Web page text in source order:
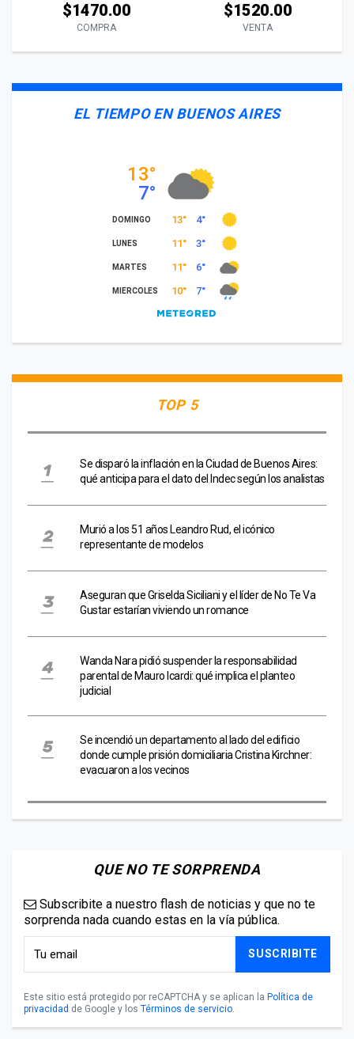
$1470.00
COMPRA
$1520.00
VENTA
EL TIEMPO EN BUENOS AIRES
TOP 5
Se disparó la inflación en la Ciudad de Buenos Aires:
qué anticipa para el dato del Indec según los analistas
Murió a los 51 años Leandro Rud, el icónico
representante de modelos
Aseguran que Griselda Siciliani y el líder de No Te Va
Gustar estarían viviendo un romance
Wanda Nara pidió suspender la responsabilidad
parental de Mauro Icardi: qué implica el planteo
judicial
Se incendió un departamento al lado del edificio
donde cumple prisión domiciliaria Cristina Kirchner:
evacuaron a los vecinos
QUE NO TE SORPRENDA
Subscribite a nuestro flash de noticias y que no te
sorprenda nada cuando estas en la vía pública.
SUSCRIBITE
Este sitio está protegido por reCAPTCHA y se aplican la Política de
privacidad de Google y los Términos de servicio.